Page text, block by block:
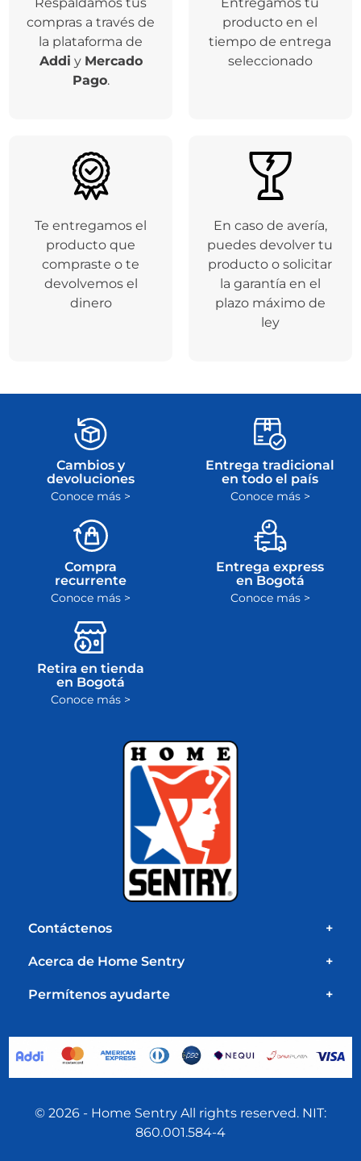
compras a través de
la plataforma de
Addi y Mercado
Pago.
producto en el
tiempo de entrega
seleccionado
Te entregamos el
producto que
compraste o te
devolvemos el
dinero
En caso de avería,
puedes devolver tu
producto o solicitar
la garantía en el
plazo máximo de
ley
Cambios y
devoluciones
Conoce más >
Entrega tradicional
en todo el país
Conoce más >
Compra
recurrente
Conoce más >
Entrega express
en Bogotá
Conoce más >
Retira en tienda
en Bogotá
Conoce más >
Contáctenos +
Acerca de Home Sentry +
Permítenos ayudarte +
© 2026 - Home Sentry All rights reserved. NIT:
860.001.584-4